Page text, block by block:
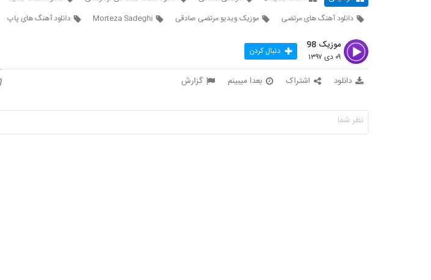
دانلود آهنگ های مرتضی
موزیک ویدیو مرتضی صادقی Morteza Sadeghi دانلود آهنگ های پاپ
موزیک 98
۰۹ دی ۱۳۹۷ دنبال کردن
دانلود اشتراک بعدا میبینم گزارش